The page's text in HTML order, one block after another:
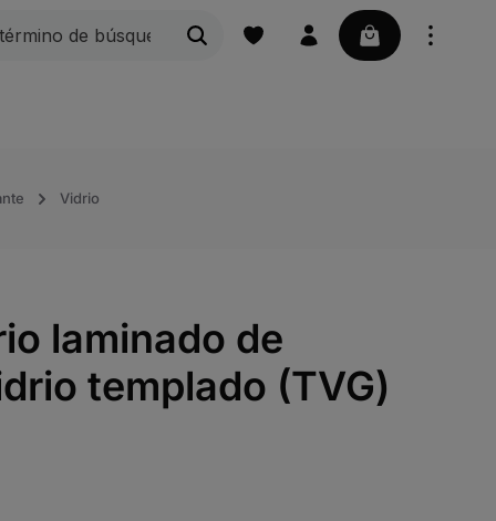
Peldaños de rejilla Rejillas Náutica |
La cesta
Vidrio
laminado de
templado (TVG)